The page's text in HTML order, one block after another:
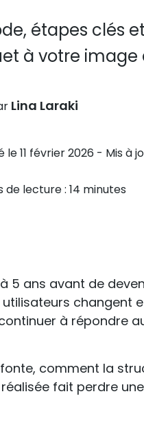
étapes clés
à votre image
Lina Laraki
le 11 février 2026 - Mis à
de lecture : 14 minutes
5 ans avant de
changent
à répondre
comment la
fait perdre